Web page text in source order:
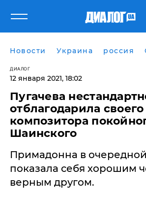
Новости Украина россия
ДИАЛОГ
12 января 2021, 18:02
Пугачева
отблагодарила
композитора
Шаинского
Примадонна в
показала себя хорошим
верным другом.